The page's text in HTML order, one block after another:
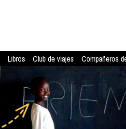
Libros Club de viajes Compañeros